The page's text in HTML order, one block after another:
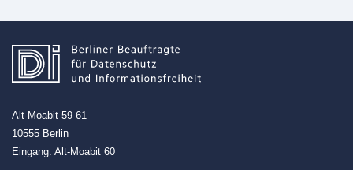
Alt-Moabit 59-61
10555 Berlin
Eingang: Alt-Moabit 60